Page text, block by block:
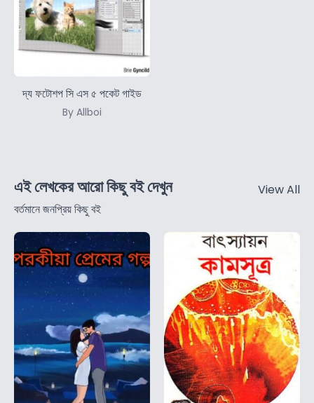
দ্য ফটোশপ সি এস ৫ পকেট গাইড
By Allboi
এই লেখকের আরো কিছু বই দেখুন
বর্তমানে জনপ্রিয় কিছু বই
View All